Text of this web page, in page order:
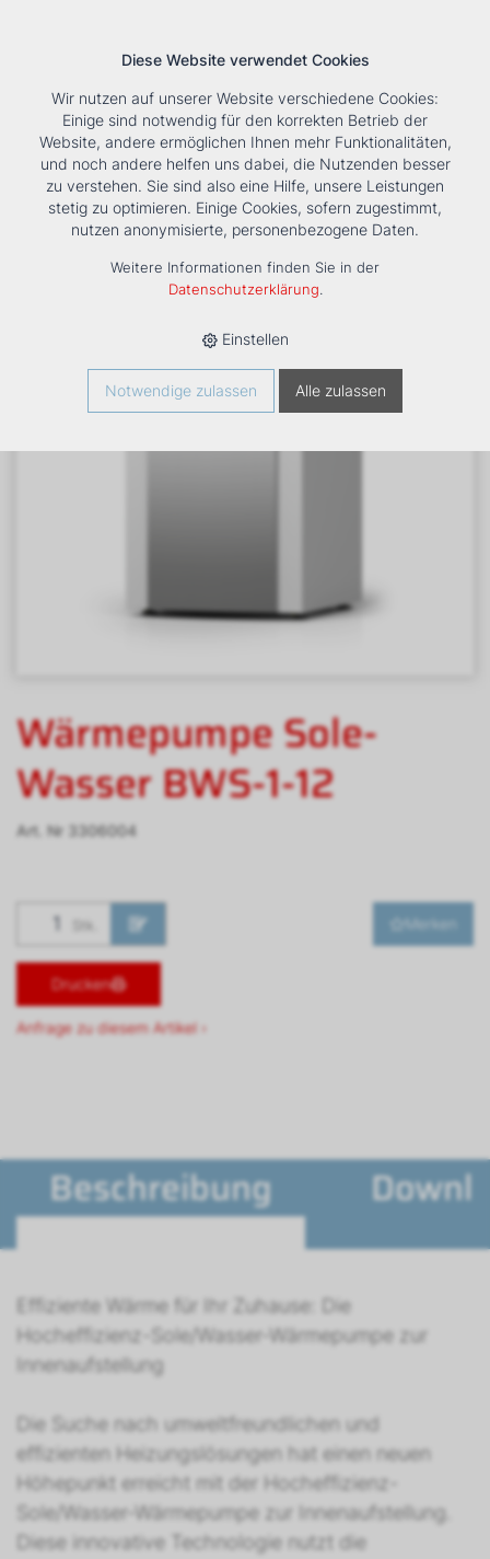
Tools Unternehmen Karriere KontaktSuche
HOME › PRODUKTE › HEIZUNG › WASSER/WASSER UND
SOLE/WASSER › BWS › WÄRMEPUMPE SOLE-WASSER BWS-1-
Wärmepumpe Sole-
Wasser BWS-1-12
Art. Nr 3306004
Stk. Merken
Drucken
Anfrage zu diesem Artikel ›
Beschreibung
Effiziente Wärme für Ihr Zuhause: Die
Hocheffizienz-Sole/Wasser-Wärmepumpe zur
Innenaufstellung
Die Suche nach umweltfreundlichen und
effizienten Heizungslösungen hat einen neuen
Höhepunkt erreicht mit der Hocheffizienz-
Sole/Wasser-Wärmepumpe zur Innenaufstellung.
Diese innovative Technologie nutzt die
Diese Website verwendet Cookies
Wir nutzen auf unserer Website verschiedene Cookies:
Einige sind notwendig für den korrekten Betrieb der
Website, andere ermöglichen Ihnen mehr Funktionalitäten,
und noch andere helfen uns dabei, die Nutzenden besser
zu verstehen. Sie sind also eine Hilfe, unsere Leistungen
stetig zu optimieren. Einige Cookies, sofern zugestimmt,
nutzen anonymisierte, personenbezogene Daten.
Weitere Informationen finden Sie in der
Datenschutzerklärung.
Einstellen
Notwendige zulassen Alle zulassen